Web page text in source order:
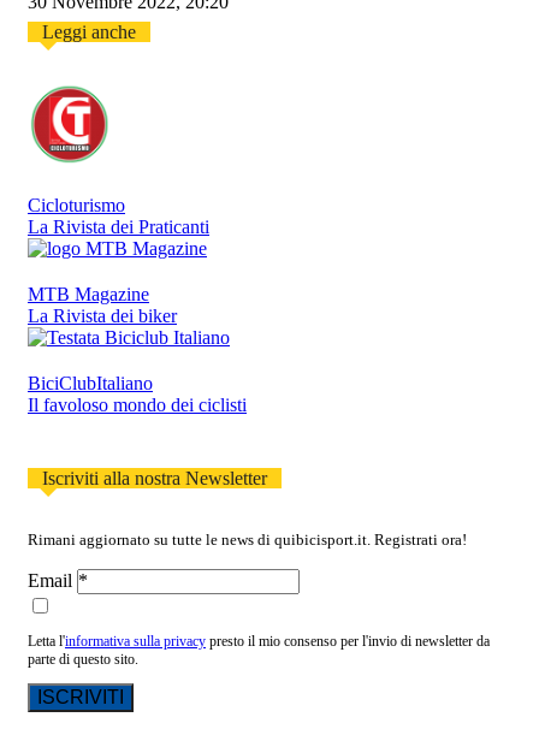
Leggi anche
Cicloturismo
La Rivista dei Praticanti
MTB Magazine
La Rivista dei biker
BiciClubItaliano
Il favoloso mondo dei ciclisti
Iscriviti alla nostra Newsletter
Rimani aggiornato su tutte le news di quibicisport.it. Registrati ora!
Email
Letta l'informativa sulla privacy presto il mio consenso per l'invio di newsletter da
parte di questo sito.